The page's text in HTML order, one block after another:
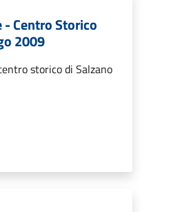
Centro Storico
2009
storico di Salzano